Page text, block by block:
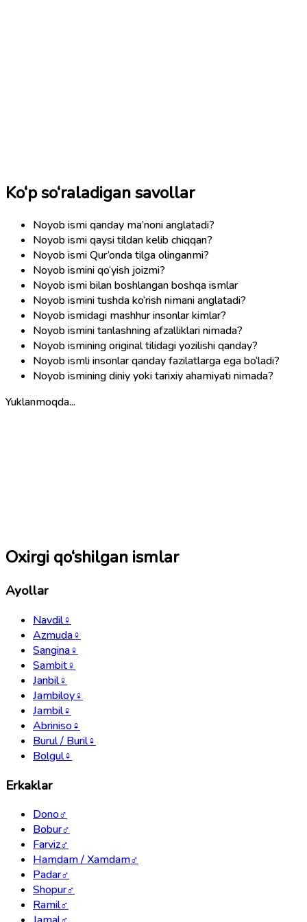
Ko‘p so‘raladigan savollar
Noyob ismi qanday ma’noni anglatadi?
Noyob ismi qaysi tildan kelib chiqqan?
Noyob ismi Qur’onda tilga olinganmi?
Noyob ismini qo‘yish joizmi?
Noyob ismi bilan boshlangan boshqa ismlar
Noyob ismini tushda ko‘rish nimani anglatadi?
Noyob ismidagi mashhur insonlar kimlar?
Noyob ismini tanlashning afzalliklari nimada?
Noyob ismining original tilidagi yozilishi qanday?
Noyob ismli insonlar qanday fazilatlarga ega bo‘ladi?
Noyob ismining diniy yoki tarixiy ahamiyati nimada?
Yuklanmoqda...
Oxirgi qo‘shilgan ismlar
Ayollar
Navdil♀
Azmuda♀
Sangina♀
Sambit♀
Janbil♀
Jambiloy♀
Jambil♀
Abriniso♀
Burul / Buril♀
Bolgul♀
Erkaklar
Dono♂
Bobur♂
Farviz♂
Hamdam / Xamdam♂
Padar♂
Shopur♂
Ramil♂